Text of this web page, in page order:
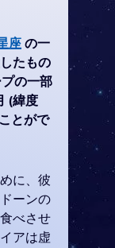
座 の一
たもの
の一部
(緯度
とがで
に、彼
ーンの
べさせ
アは虚